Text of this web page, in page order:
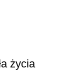
życia